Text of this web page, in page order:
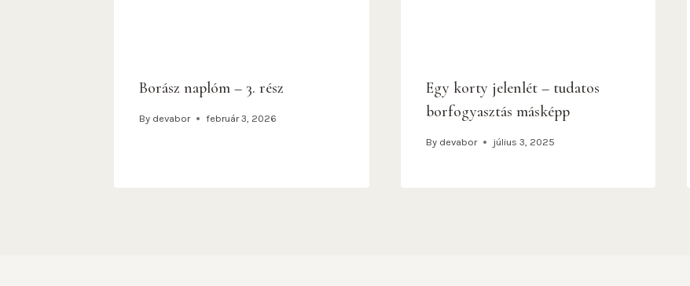
Borász naplóm – 3. rész
By devabor február 3, 2026
Egy korty jelenlét – tudatos
borfogyasztás másképp
By devabor július 3, 2025